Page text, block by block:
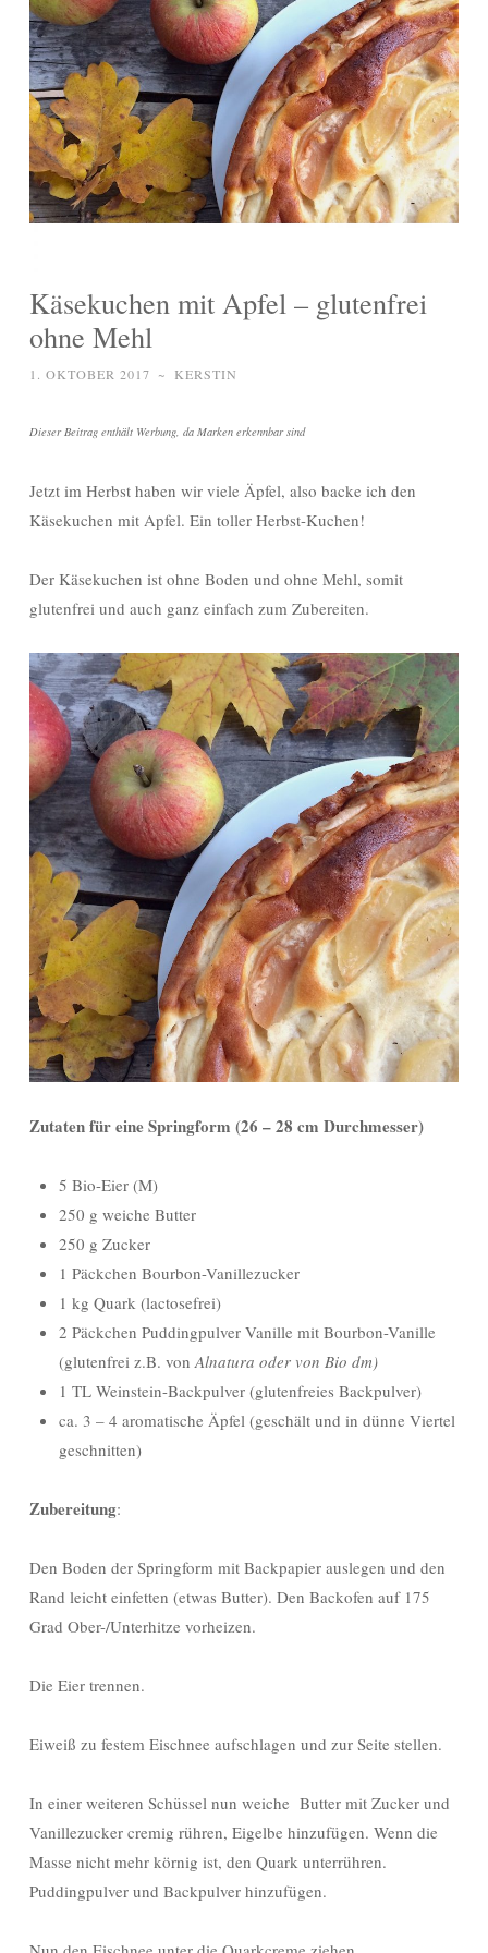
Käsekuchen mit Apfel – glutenfrei
ohne Mehl
1. OKTOBER 2017 ~ KERSTIN
Dieser Beitrag enthält Werbung, da Marken erkennbar sind
Jetzt im Herbst haben wir viele Äpfel, also backe ich den
Käsekuchen mit Apfel. Ein toller Herbst-Kuchen!
Der Käsekuchen ist ohne Boden und ohne Mehl, somit
glutenfrei und auch ganz einfach zum Zubereiten.
Zutaten für eine Springform (26 – 28 cm Durchmesser)
5 Bio-Eier (M)
250 g weiche Butter
250 g Zucker
1 Päckchen Bourbon-Vanillezucker
1 kg Quark (lactosefrei)
2 Päckchen Puddingpulver Vanille mit Bourbon-Vanille
(glutenfrei z.B. vonAlnatura oder von Bio dm)
1 TL Weinstein-Backpulver (glutenfreies Backpulver)
ca. 3 – 4 aromatische Äpfel (geschält und in dünne Viertel
geschnitten)
Zubereitung:
Den Boden der Springform mit Backpapier auslegen und den
Rand leicht einfetten (etwas Butter). Den Backofen auf 175
Grad Ober-/Unterhitze vorheizen.
Die Eier trennen.
Eiweiß zu festem Eischnee aufschlagen und zur Seite stellen.
In einer weiteren Schüssel nun weiche Butter mit Zucker und
Vanillezucker cremig rühren, Eigelbe hinzufügen. Wenn die
Masse nicht mehr körnig ist, den Quark unterrühren.
Puddingpulver und Backpulver hinzufügen.